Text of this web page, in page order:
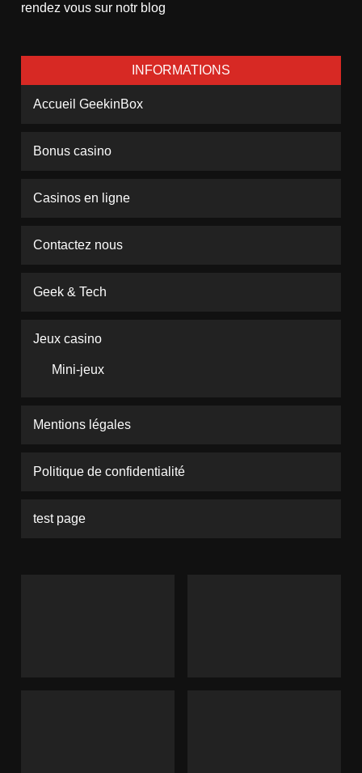
rendez vous sur notr blog
INFORMATIONS
Accueil GeekinBox
Bonus casino
Casinos en ligne
Contactez nous
Geek & Tech
Jeux casino
Mini-jeux
Mentions légales
Politique de confidentialité
test page